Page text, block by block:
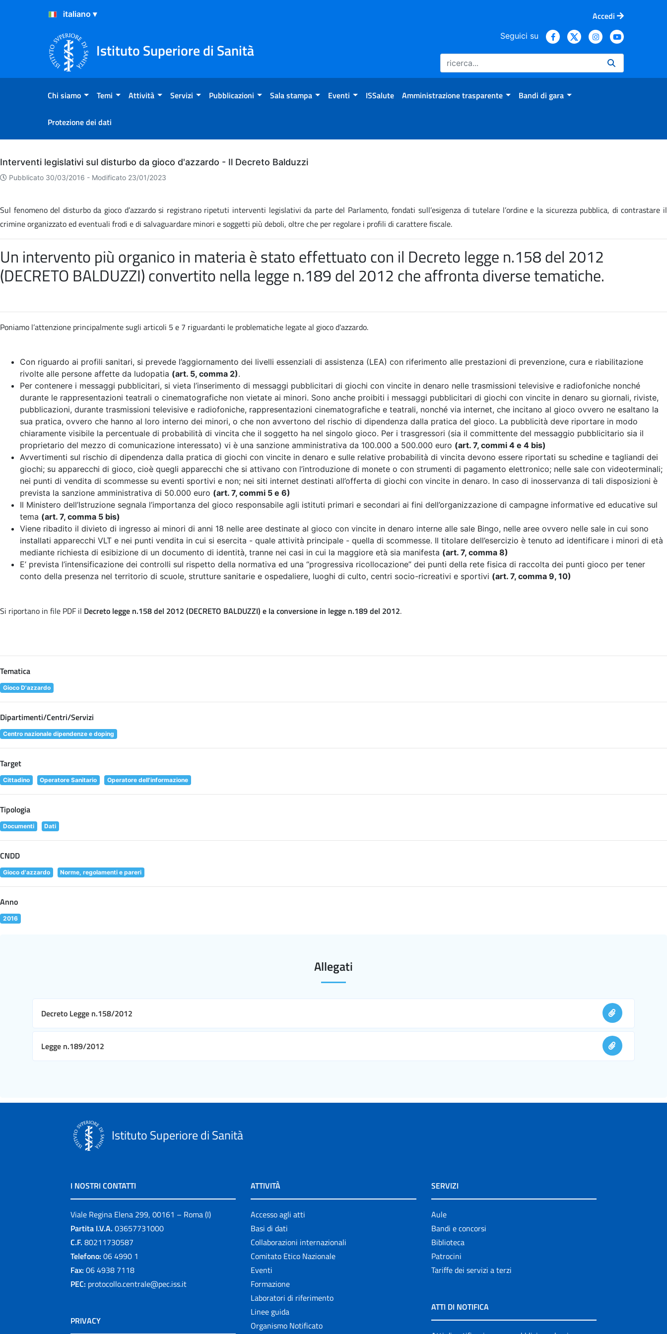
Salta al Contenuto
Salta al Footer
Accedi
Istituto Superiore di Sanità
Seguici su
Chi siamo Temi Attività Servizi Pubblicazioni Sala stampa Eventi ISSalute Amministrazione trasparente Bandi di gara
Protezione dei dati
Archivio
Interventi legislativi sul disturbo da gioco d'azzardo - Il Decreto Balduzzi
Pubblicato 30/03/2016 - Modificato 23/01/2023
Sul fenomeno del disturbo da gioco d’azzardo si registrano ripetuti interventi legislativi da parte del Parlamento, fondati sull’esigenza di tutelare l’ordine e la sicurezza pubblica, di contrastare il
crimine organizzato ed eventuali frodi e di salvaguardare minori e soggetti più deboli, oltre che per regolare i profili di carattere fiscale.
Un intervento più organico in materia è stato effettuato con il Decreto legge n.158 del 2012
(DECRETO BALDUZZI) convertito nellalegge n.189 del 2012 che affronta diverse tematiche.
Poniamo l’attenzione principalmente sugli articoli 5 e 7 riguardanti le problematiche legate al gioco d'azzardo.
Con riguardo ai profili sanitari, si prevede l’aggiornamento dei livelli essenziali di assistenza (LEA) con riferimento alle prestazioni di prevenzione, cura e riabilitazione
rivolte alle persone affette da ludopatia (art. 5, comma 2).
Per contenere i messaggi pubblicitari, si vieta l’inserimento di messaggi pubblicitari di giochi con vincite in denaro nelle trasmissioni televisive e radiofoniche nonché
durante le rappresentazioni teatrali o cinematografiche non vietate ai minori. Sono anche proibiti i messaggi pubblicitari di giochi con vincite in denaro su giornali, riviste,
pubblicazioni, durante trasmissioni televisive e radiofoniche, rappresentazioni cinematografiche e teatrali, nonché via internet, che incitano al gioco ovvero ne esaltano la
sua pratica, ovvero che hanno al loro interno dei minori, o che non avvertono del rischio di dipendenza dalla pratica del gioco. La pubblicità deve riportare in modo
chiaramente visibile la percentuale di probabilità di vincita che il soggetto ha nel singolo gioco. Per i trasgressori (sia il committente del messaggio pubblicitario sia il
proprietario del mezzo di comunicazione interessato) vi è una sanzione amministrativa da 100.000 a 500.000 euro (art. 7, commi 4 e 4 bis)
Avvertimenti sul rischio di dipendenza dalla pratica di giochi con vincite in denaro e sulle relative probabilità di vincita devono essere riportati su schedine e tagliandi dei
giochi; su apparecchi di gioco, cioè quegli apparecchi che si attivano con l’introduzione di monete o con strumenti di pagamento elettronico; nelle sale con videoterminali;
nei punti di vendita di scommesse su eventi sportivi e non; nei siti internet destinati all’offerta di giochi con vincite in denaro. In caso di inosservanza di tali disposizioni è
prevista la sanzione amministrativa di 50.000 euro (art. 7, commi 5 e 6)
Il Ministero dell’Istruzione segnala l’importanza del gioco responsabile agli istituti primari e secondari ai fini dell’organizzazione di campagne informative ed educative sul
tema (art. 7, comma 5 bis)
Viene ribadito il divieto di ingresso ai minori di anni 18 nelle aree destinate al gioco con vincite in denaro interne alle sale Bingo, nelle aree ovvero nelle sale in cui sono
installati apparecchi VLT e nei punti vendita in cui si esercita - quale attività principale - quella di scommesse. Il titolare dell’esercizio è tenuto ad identificare i minori di età
mediante richiesta di esibizione di un documento di identità, tranne nei casi in cui la maggiore età sia manifesta (art. 7, comma 8)
E’ prevista l’intensificazione dei controlli sul rispetto della normativa ed una “progressiva ricollocazione” dei punti della rete fisica di raccolta dei punti gioco per tener
conto della presenza nel territorio di scuole, strutture sanitarie e ospedaliere, luoghi di culto, centri socio-ricreativi e sportivi (art. 7, comma 9, 10)
Si riportano in file PDF il Decreto legge n.158 del 2012 (DECRETO BALDUZZI) e la conversione in legge n.189 del 2012.
Tematica
Gioco D'azzardo
Dipartimenti/Centri/Servizi
Centro nazionale dipendenze e doping
Target
Cittadino Operatore Sanitario Operatore dell'informazione
Tipologia
Documenti Dati
CNDD
Gioco d'azzardo Norme, regolamenti e pareri
Anno
2016
Allegati
Decreto Legge n.158/2012
Legge n.189/2012
Istituto Superiore di Sanità
I NOSTRI CONTATTI
Viale Regina Elena 299, 00161 – Roma (I)
Partita I.V.A. 03657731000
C.F. 80211730587
Telefono: 06 4990 1
Fax: 06 4938 7118
PEC: protocollo.centrale@pec.iss.it
PRIVACY
ATTIVITÀ
Accesso agli atti
Basi di dati
Collaborazioni internazionali
Comitato Etico Nazionale
Eventi
Formazione
Laboratori di riferimento
Linee guida
Organismo Notificato
SERVIZI
Aule
Bandi e concorsi
Biblioteca
Patrocini
Tariffe dei servizi a terzi
ATTI DI NOTIFICA